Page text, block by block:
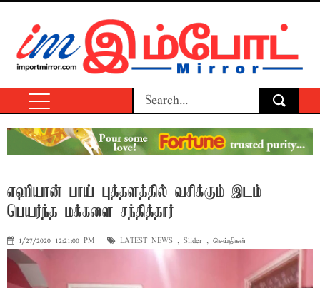
எஹியான் பாய் புத்தளத்தில் வசிக்கும் இடம்
பெயர்ந்த மக்களை சந்தித்தார்
1/27/2020 12:21:00 PM LATEST NEWS , Slider , செய்திகள்